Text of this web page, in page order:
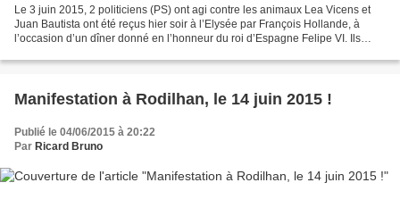
Le 3 juin 2015, 2 politiciens (PS) ont agi contre les animaux Lea Vicens et
Juan Bautista ont été reçus hier soir à l’Elysée par François Hollande, à
l’occasion d’un dîner donné en l’honneur du roi d’Espagne Felipe VI. Ils
Manifestation à Rodilhan, le 14 juin 2015 !
Publié le 04/06/2015 à 20:22
Par Ricard Bruno